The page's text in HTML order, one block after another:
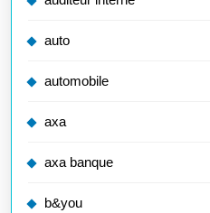
auto
automobile
axa
axa banque
b&you